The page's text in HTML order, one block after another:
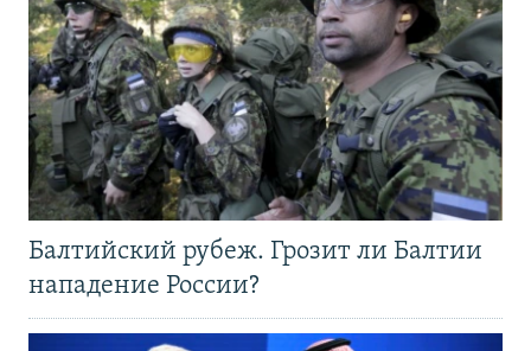
Балтийский рубеж. Грозит ли Балтии
нападение России?